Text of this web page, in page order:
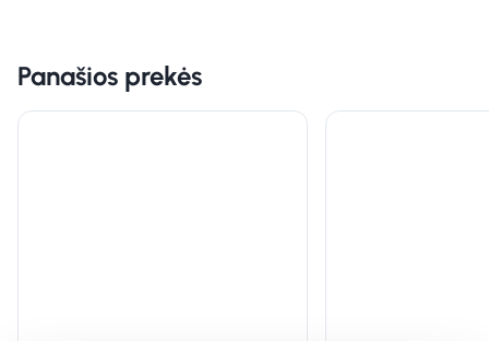
Panašios prekės